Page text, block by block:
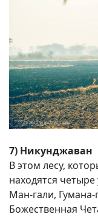
7) Никунджаван
В этом лесу,
находятся четыре
Ман-гали,
Божественная